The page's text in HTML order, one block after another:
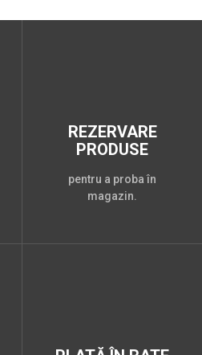
REZERVARE
PRODUSE
pentru a proba în
magazin.